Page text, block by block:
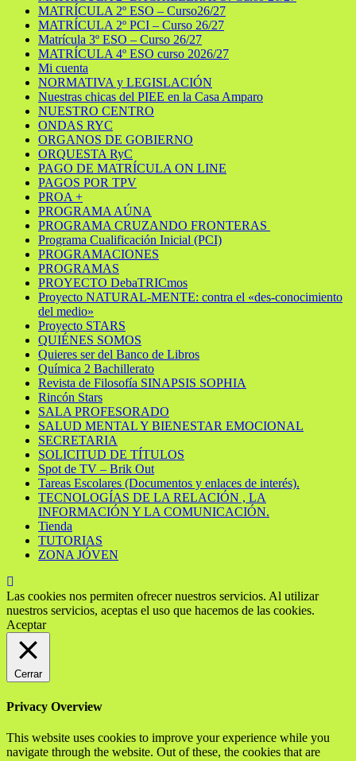
MATRÍCULA 2º ESO – Curso26/27
MATRÍCULA 2º PCI – Curso 26/27
Matrícula 3º ESO – Curso 26/27
MATRÍCULA 4º ESO curso 2026/27
Mi cuenta
NORMATIVA y LEGISLACIÓN
Nuestras chicas del PIEE en la Casa Amparo
NUESTRO CENTRO
ONDAS RYC
ORGANOS DE GOBIERNO
ORQUESTA RyC
PAGO DE MATRÍCULA ON LINE
PAGOS POR TPV
PROA +
PROGRAMA AÚNA
PROGRAMA CRUZANDO FRONTERAS
Programa Cualificación Inicial (PCI)
PROGRAMACIONES
PROGRAMAS
PROYECTO DebaTRICmos
Proyecto NATURAL-MENTE: contra el «des-conocimiento
del medio»
Proyecto STARS
QUIÉNES SOMOS
Quieres ser del Banco de Libros
Química 2 Bachillerato
Revista de Filosofía SINAPSIS SOPHIA
Rincón Stars
SALA PROFESORADO
SALUD MENTAL Y BIENESTAR EMOCIONAL
SECRETARIA
SOLICITUD DE TÍTULOS
Spot de TV – Brik Out
Tareas Escolares (Documentos y enlaces de interés).
TECNOLOGÍAS DE LA RELACIÓN , LA
INFORMACIÓN Y LA COMUNICACIÓN.
Tienda
TUTORIAS
ZONA JÓVEN
Las cookies nos permiten ofrecer nuestros servicios. Al utilizar
nuestros servicios, aceptas el uso que hacemos de las cookies.
Aceptar
Cerrar
Privacy Overview
This website uses cookies to improve your experience while you
navigate through the website. Out of these, the cookies that are